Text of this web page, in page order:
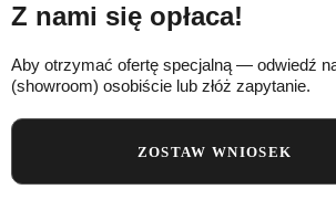
Z nami się opłaca!
Aby otrzymać ofertę specjalną — odwiedź
(showroom) osobiście lub złóż zapytanie.
ZOSTAW WNIOSEK